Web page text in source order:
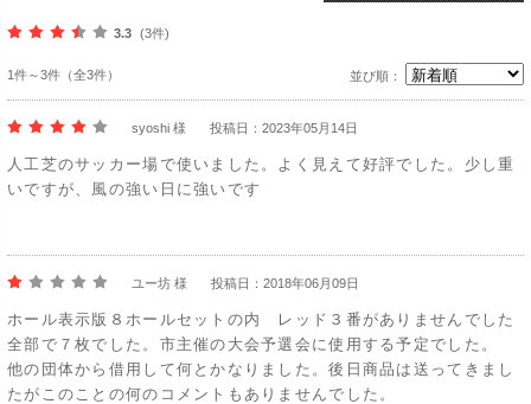
3.3 (3件)
1件～3件（全3件） 並び順：
syoshi 様 投稿日：2023年05月14日
人工芝のサッカー場で使いました。よく見えて好評でした。少し重
いですが、風の強い日に強いです
ユー坊 様 投稿日：2018年06月09日
ホール表示版８ホールセットの内 レッド３番がありませんでした
全部で７枚でした。市主催の大会予選会に使用する予定でした。
他の団体から借用して何とかなりました。後日商品は送ってきまし
たがこのことの何のコメントもありませんでした。